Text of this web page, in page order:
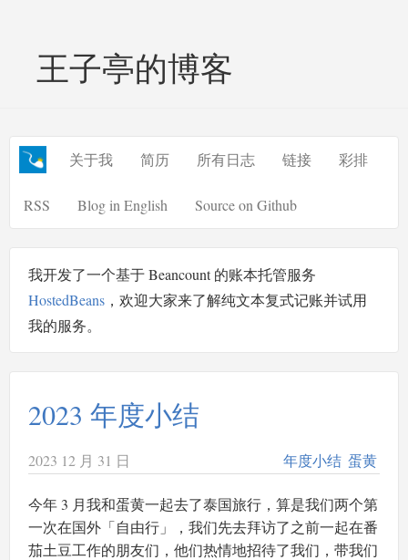
王子亭的博客
关于我 简历 所有日志 链接 彩排
RSS Blog in English Source on Github
我开发了一个基于 Beancount 的账本托管服务
HostedBeans ，欢迎大家来了解纯文本复式记账并试用
我的服务。
2023 年度小结
2023 12 月 31 日 年度小结 蛋黄
今年 3 月我和蛋黄一起去了泰国旅行，算是我们两个第
一次在国外「自由行」，我们先去拜访了之前一起在番
茄土豆工作的朋友们，他们热情地招待了我们，带我们